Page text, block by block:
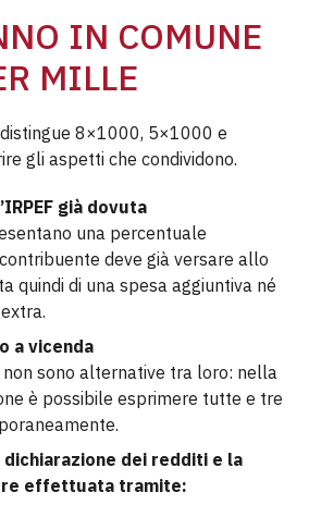
IN COMUNE
MILLE
8×1000, 5×1000 e
gli aspetti che condividono.
già dovuta
una percentuale
deve già versare allo
quindi di una spesa aggiuntiva né
a vicenda
sono alternative tra loro: nella
è possibile esprimere tutte e tre
dichiarazione dei redditi e la
effettuata tramite: